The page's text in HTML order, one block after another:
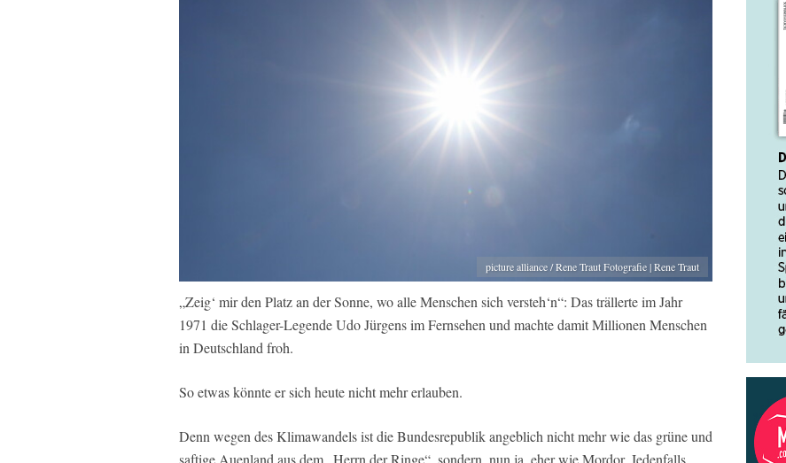
picture alliance / Rene Traut Fotografie | Rene Traut
„Zeig‘ mir den Platz an der Sonne, wo alle Menschen sich versteh‘n“: Das trällerte im Jahr
1971 die Schlager-Legende Udo Jürgens im Fernsehen und machte damit Millionen Menschen
in Deutschland froh.
So etwas könnte er sich heute nicht mehr erlauben.
Denn wegen des Klimawandels ist die Bundesrepublik angeblich nicht mehr wie das grüne und
saftige Auenland aus dem „Herrn der Ringe“, sondern, nun ja, eher wie Mordor. Jedenfalls